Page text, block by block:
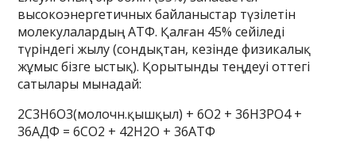
высокоэнергетичных байланыстар түзілетін
молекулалардың АТФ. Қалған 45% сейіледі
түріндегі жылу (сондықтан, кезінде физикалық
жұмыс бізге ыстық). Қорытынды теңдеуі оттегі
сатылары мынадай:
2С3Н6О3(молочн.қышқыл) + 6О2 + 36Н3РО4 +
36АДФ = 6СО2 + 42Н2О + 36АТФ